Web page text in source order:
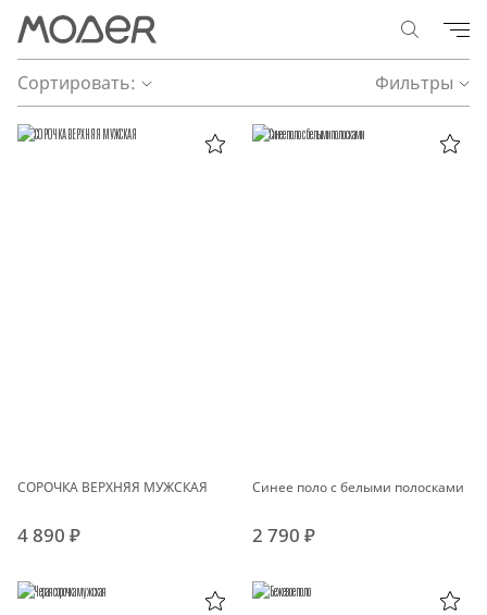
Сортировать: Фильтры
СОРОЧКА ВЕРХНЯЯ МУЖСКАЯ
4 890 ₽
Синее поло с белыми полосками
2 790 ₽